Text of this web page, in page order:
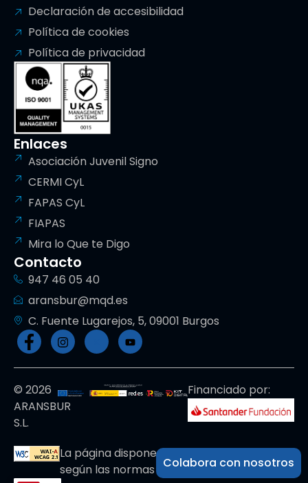
Declaración de accesibilidad
Política de cookies
Política de privacidad
Enlaces
Asociación Juvenil Signo
CERMI CyL
FAPAS CyL
FIAPAS
Mira lo Que te Digo
Contacto
947 46 05 40
aransbur@mqd.es
C. Fuente Lugarejos, 5, 09001 Burgos
Colabora con nosotros
© 2026
ARANSBUR
S.L.
Financiado por:
La página dispone de código accesible
según las normas dictadas por la W3C